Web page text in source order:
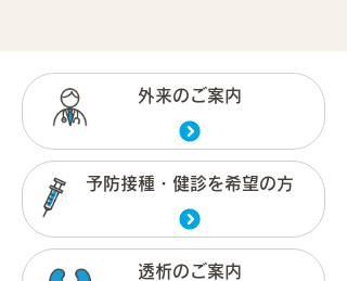
外来のご案内
予防接種・健診を希望の方
透析のご案内